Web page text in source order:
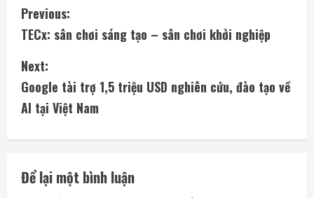
C
o
n
t
i
n
Previous:
TECx: sân chơi sáng tạo – sân chơi khởi nghiệp
Next:
Google tài trợ 1,5 triệu USD nghiên cứu, đào tạo về
AI tại Việt Nam
Để lại một bình luận